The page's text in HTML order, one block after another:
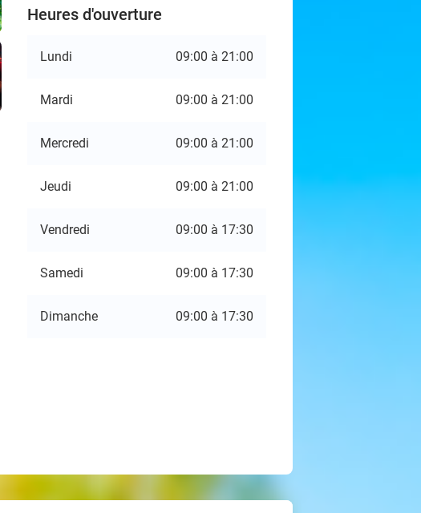
Heures d'ouverture
Lundi 09:00 à 21:00
Mardi 09:00 à 21:00
Mercredi 09:00 à 21:00
Jeudi 09:00 à 21:00
Vendredi 09:00 à 17:30
Samedi 09:00 à 17:30
Dimanche 09:00 à 17:30